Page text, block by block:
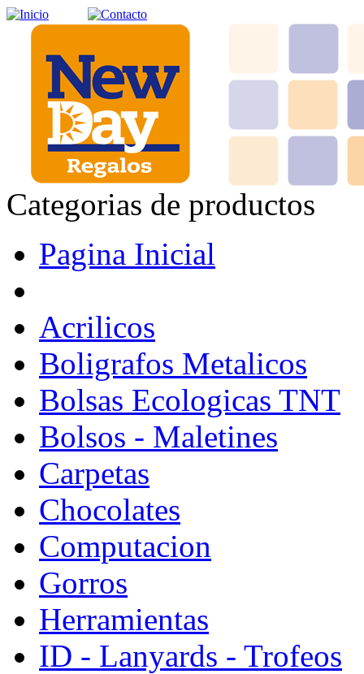
Categorias de productos
Pagina Inicial
Acrilicos
Boligrafos Metalicos
Bolsas Ecologicas TNT
Bolsos - Maletines
Carpetas
Chocolates
Computacion
Gorros
Herramientas
ID - Lanyards - Trofeos